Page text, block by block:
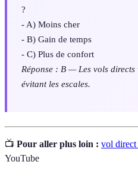
?
- A) Moins cher
- B) Gain de temps
- C) Plus de confort
Réponse : B — Les vols
évitant les escales.
📺 Pour aller plus loin : vol direct
YouTube